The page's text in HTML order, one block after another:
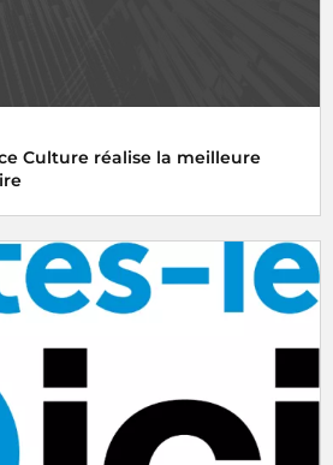
Culture réalise la meilleure